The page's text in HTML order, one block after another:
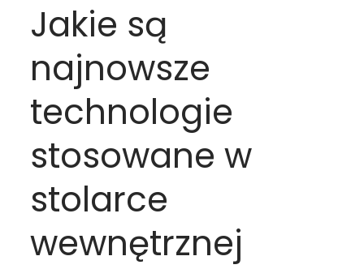
Jakie są
najnowsze
technologie
stosowane w
stolarce
wewnętrznej